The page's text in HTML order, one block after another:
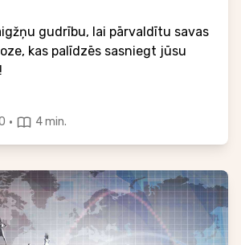
gudrību, lai pārvaldītu savas
kas palīdzēs sasniegt jūsu
· 4 min.